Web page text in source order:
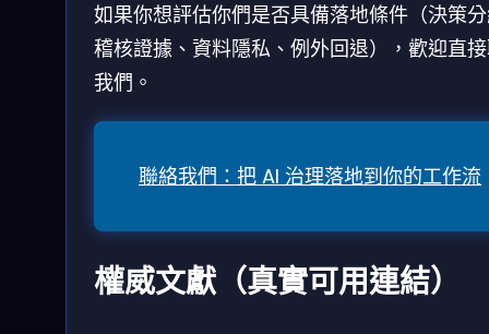
如果你想評估你們是否具備落地條件（決策
稽核證據、資料隱私、例外回退），歡迎直
我們。
聯絡我們：把 AI 治理落地到你的工作流
權威文獻（真實可用連結）